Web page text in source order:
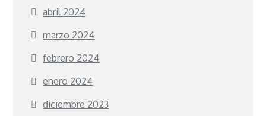
abril 2024
marzo 2024
febrero 2024
enero 2024
diciembre 2023